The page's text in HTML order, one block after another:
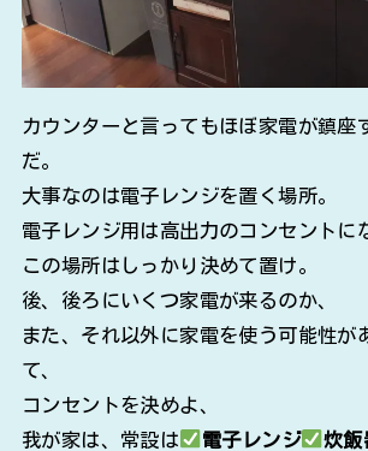
カウンターと言ってもほぼ家電が鎮座
だ。
大事なのは電子レンジを置く場所。
電子レンジ用は高出力のコンセントに
この場所はしっかり決めて置け。
後、後ろにいくつ家電が来るのか、
また、それ以外に家電を使う可能性が
て、
コンセントを決めよ、
我が家は、常設は
電子レンジ 炊飯